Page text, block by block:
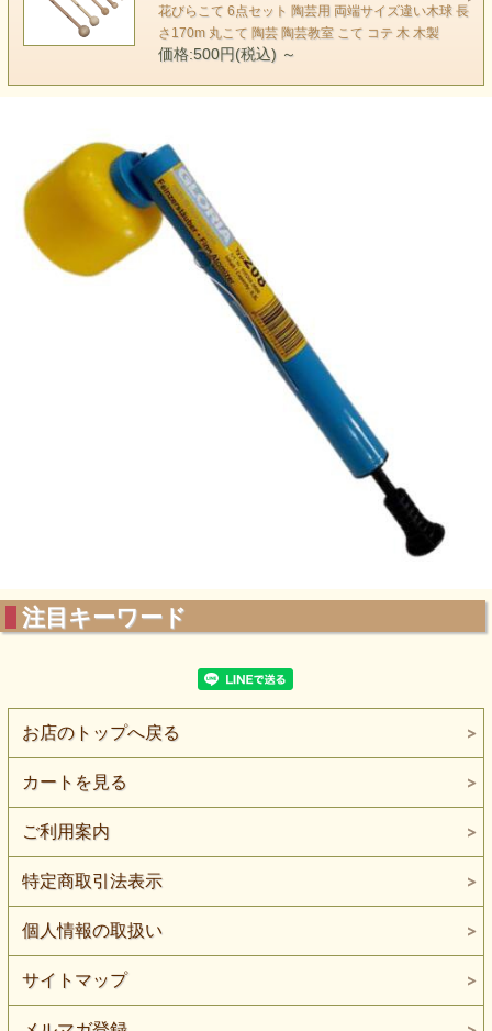
花びらこて 6点セット 陶芸用 両端サイズ違い木球 長
さ170m 丸こて 陶芸 陶芸教室 こて コテ 木 木製
価格:500円(税込) ～
注目キーワード
お店のトップへ戻る
カートを見る
ご利用案内
特定商取引法表示
個人情報の取扱い
サイトマップ